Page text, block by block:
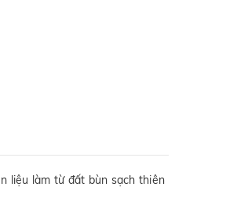
liệu làm từ đất bùn sạch thiên